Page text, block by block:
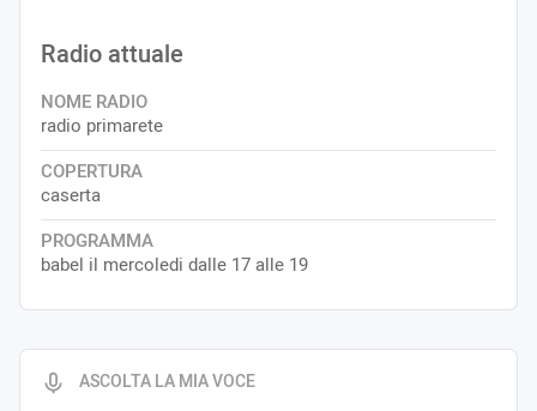
ASCOLTA LA MIA VOCE
Radio attuale
NOME RADIO
radio primarete
COPERTURA
caserta
PROGRAMMA
babel il mercoledi dalle 17 alle 19